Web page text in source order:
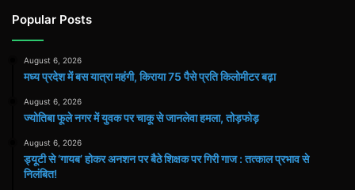
Popular Posts
August 6, 2026
मध्य प्रदेश में बस यात्रा महंगी, किराया 75 पैसे प्रति किलोमीटर बढ़ा
August 6, 2026
ज्योतिबा फूले नगर में युवक पर चाकू से जानलेवा हमला, तोड़फोड़
August 6, 2026
ड्यूटी से ‘गायब’ होकर अनशन पर बैठे शिक्षक पर गिरी गाज : तत्काल प्रभाव से
निलंबित!